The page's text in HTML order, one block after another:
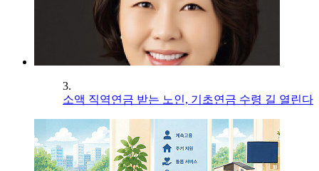
3.
소액 직역연금 받는 노인, 기초연금 수령 길 열린다